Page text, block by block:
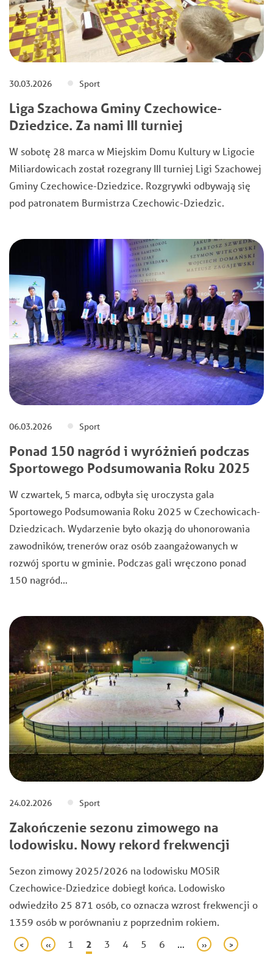
30.03.2026 Sport
Liga Szachowa Gminy Czechowice-
Dziedzice. Za nami III turniej
W sobotę 28 marca w Miejskim Domu Kultury w Ligocie
Miliardowicach został rozegrany III turniej Ligi Szachowej
Gminy Czechowice-Dziedzice. Rozgrywki odbywają się
pod patronatem Burmistrza Czechowic-Dziedzic.
06.03.2026 Sport
Ponad 150 nagród i wyróżnień podczas
Sportowego Podsumowania Roku 2025
W czwartek, 5 marca, odbyła się uroczysta gala
Sportowego Podsumowania Roku 2025 w Czechowicach-
Dziedzicach. Wydarzenie było okazją do uhonorowania
zawodników, trenerów oraz osób zaangażowanych w
rozwój sportu w gminie. Podczas gali wręczono ponad
150 nagród…
24.02.2026 Sport
Zakończenie sezonu zimowego na
lodowisku. Nowy rekord frekwencji
Sezon zimowy 2025/2026 na lodowisku MOSiR
Czechowice-Dziedzice dobiegł końca. Lodowisko
odwiedziło 25 871 osób, co oznacza wzrost frekwencji o
1359 osób w porównaniu z poprzednim rokiem.
Stronicowanie
Pierwsza
<
Poprzednia
‹‹ Page
1
Bieżąca
2 Page
3 Page
4 Page
5 Page
6 …
Następna
››
Ostatnia
>